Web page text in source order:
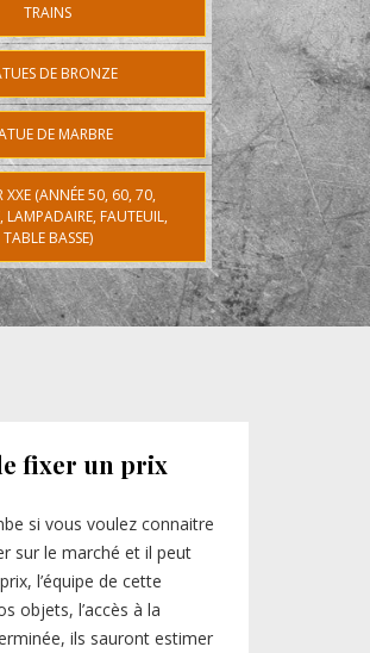
TRAINS
DE BRONZE
DE MARBRE
XXE (ANNÉE 50, 60, 70,
LAMPADAIRE, FAUTEUIL,
TABLE BASSE)
fixer un prix
si vous voulez connaitre
sur le marché et il peut
l’équipe de cette
objets, l’accès à la
ils sauront estimer